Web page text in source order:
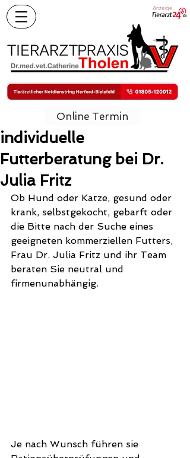
Anzeige
Online Termin
individuelle
Futterberatung bei Dr.
Julia Fritz
Ob Hund oder Katze, gesund oder
krank, selbstgekocht, gebarft oder
die Bitte nach der Suche eines
geeigneten kommerziellen Futters,
Frau Dr. Julia Fritz und ihr Team
beraten Sie neutral und
firmenunabhängig.
Je nach Wunsch führen sie